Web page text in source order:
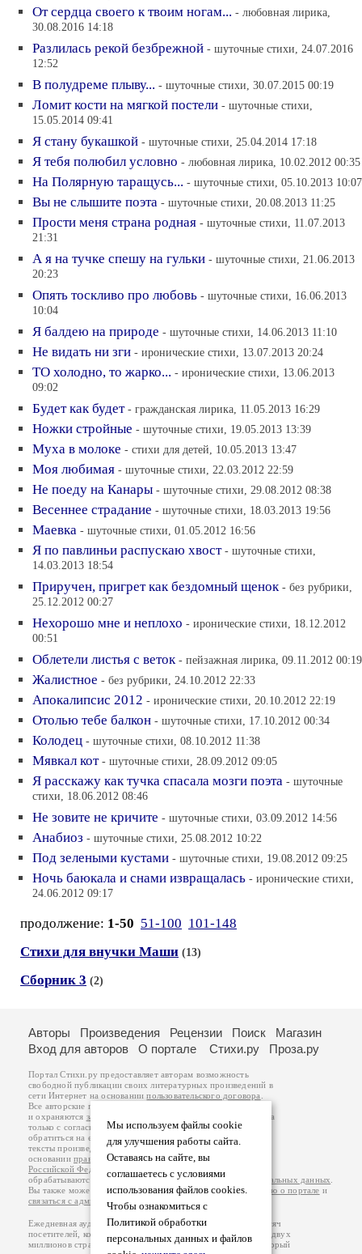
От сердца своего к твоим ногам... - любовная лирика,
30.08.2016 14:18
Разлилась рекой безбрежной - шуточные стихи, 24.07.2016
12:52
В полудреме плыву... - шуточные стихи, 30.07.2015 00:19
Ломит кости на мягкой постели - шуточные стихи,
15.05.2014 09:41
Я стану букашкой - шуточные стихи, 25.04.2014 17:18
Я тебя полюбил условно - любовная лирика, 10.02.2012 00:35
На Полярную таращусь... - шуточные стихи, 05.10.2013 10:07
Вы не слышите поэта - шуточные стихи, 20.08.2013 11:25
Прости меня страна родная - шуточные стихи, 11.07.2013
21:31
А я на тучке спешу на гульки - шуточные стихи, 21.06.2013
20:23
Опять тоскливо про любовь - шуточные стихи, 16.06.2013
10:04
Я балдею на природе - шуточные стихи, 14.06.2013 11:10
Не видать ни зги - иронические стихи, 13.07.2013 20:24
ТО холодно, то жарко... - иронические стихи, 13.06.2013
09:02
Будет как будет - гражданская лирика, 11.05.2013 16:29
Ножки стройные - шуточные стихи, 19.05.2013 13:39
Муха в молоке - стихи для детей, 10.05.2013 13:47
Моя любимая - шуточные стихи, 22.03.2012 22:59
Не поеду на Канары - шуточные стихи, 29.08.2012 08:38
Весеннее страдание - шуточные стихи, 18.03.2013 19:56
Маевка - шуточные стихи, 01.05.2012 16:56
Я по павлиньи распускаю хвост - шуточные стихи,
14.03.2013 18:54
Приручен, пригрет как бездомный щенок - без рубрики,
25.12.2012 00:27
Нехорошо мне и неплохо - иронические стихи, 18.12.2012
00:51
Облетели листья с веток - пейзажная лирика, 09.11.2012 00:19
Жалистное - без рубрики, 24.10.2012 22:33
Апокалипсис 2012 - иронические стихи, 20.10.2012 22:19
Отолью тебе балкон - шуточные стихи, 17.10.2012 00:34
Колодец - шуточные стихи, 08.10.2012 11:38
Мявкал кот - шуточные стихи, 28.09.2012 09:05
Я расскажу как тучка спасала мозги поэта - шуточные
стихи, 18.06.2012 08:46
Не зовите не кричите - шуточные стихи, 03.09.2012 14:56
Анабиоз - шуточные стихи, 25.08.2012 10:22
Под зелеными кустами - шуточные стихи, 19.08.2012 09:25
Ночь баюкала и снами извращалась - иронические стихи,
24.06.2012 09:17
продолжение: 1-50 51-100 101-148
Стихи для внучки Маши (13)
Сборник 3 (2)
Мы используем файлы cookie
для улучшения работы сайта.
Оставаясь на сайте, вы
соглашаетесь с условиями
использования файлов cookies.
Чтобы ознакомиться с
Политикой обработки
персональных данных и файлов
Авторы Произведения Рецензии Поиск
Магазин
Вход для авторов
О портале Стихи.ру Проза.ру
Портал Стихи.ру предоставляет авторам возможность
свободной публикации своих литературных произведений в
сети Интернет на основаниипользовательского договора
Все авторские права на произведения принадлежат авторам
и охраняются законом
. Перепечатка произведений возможна
только с согласия его автора, к которому вы можете
обратиться на его авторской странице. Ответственность за
тексты произведений авторы несут самостоятельно на
основанииправил публикацииизаконодательства
Российской Федерации
обрабатываются на основанииПолитики обработки персональных данных
Вы также можете посмотреть более подробнуюинформацию о портале и
связаться с администрацией
Ежедневная аудитория портала Стихи.ру – порядка 200 тысяч
посетителей, которые в общей сумме просматривают более двух
миллионов страниц по данным счетчика посещаемости, который